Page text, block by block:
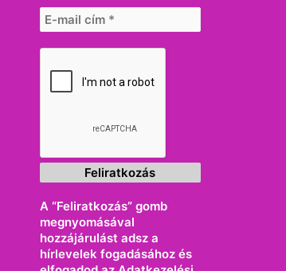
A “Feliratkozás” gomb
megnyomásával
hozzájárulást adsz a
hírlevelek fogadásához és